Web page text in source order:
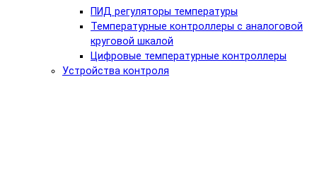
ПИД регуляторы температуры
Температурные контроллеры с аналоговой
круговой шкалой
Цифровые температурные контроллеры
Устройства контроля